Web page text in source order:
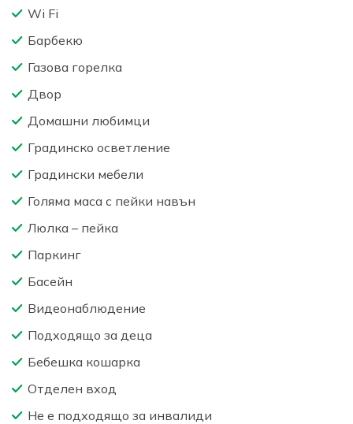
Wi Fi
Барбекю
Газова горелка
Двор
Домашни любимци
Градинско осветление
Градински мебели
Голяма маса с пейки навън
Люлка – пейка
Паркинг
Басейн
Видеонаблюдение
Подходящо за деца
Бебешка кошарка
Отделен вход
Не е подходящо за инвалиди